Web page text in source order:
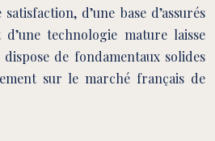
d’une base d’assurés
technologie mature laisse
de fondamentaux solides
sur le marché français de